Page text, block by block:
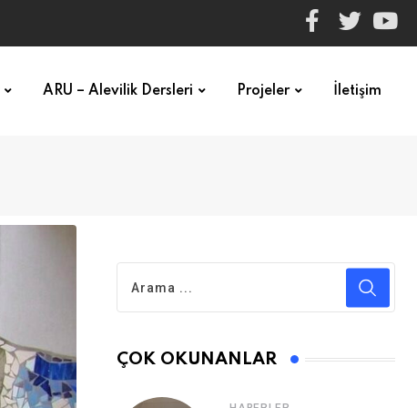
ARU – Alevilik Dersleri Projeler İletişim
ÇOK OKUNANLAR